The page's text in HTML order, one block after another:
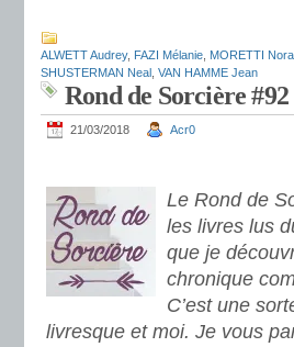
ALWETT Audrey, FAZI Mélanie MORETTI Nora
SHUSTERMAN Neal VAN HAMME Jean
Rond de Sorcière #92
21/03/2018 Acr0
Le Rond de
les livres lus
que je
chronique
C’est une
livresque et moi. Je vous